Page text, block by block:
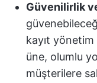
Güvenilirlik
kayıt yönetim
üne, olumlu
müşterilere